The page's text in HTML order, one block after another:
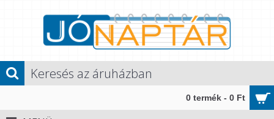
0 termék - 0 Ft